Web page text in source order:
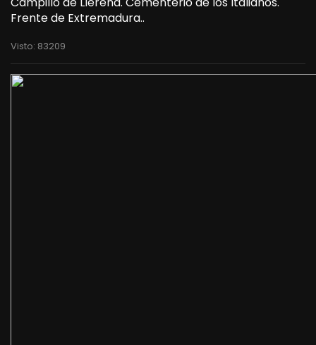
Frente de Extremadura..
Visto: 83209